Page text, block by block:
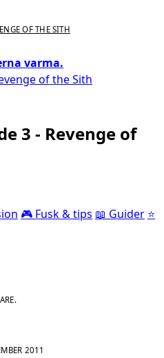
OF THE SITH
varma.
3 - Revenge of
🎮 Fusk & tips 📖 Guider ⭐
2011